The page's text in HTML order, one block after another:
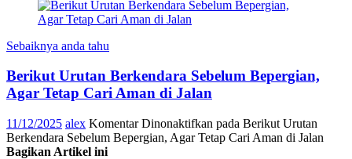
Sebaiknya anda tahu
Berikut Urutan Berkendara Sebelum Bepergian,
Agar Tetap Cari Aman di Jalan
11/12/2025 alex Komentar Dinonaktifkan pada Berikut Urutan
Berkendara Sebelum Bepergian, Agar Tetap Cari Aman di Jalan
Bagikan Artikel ini